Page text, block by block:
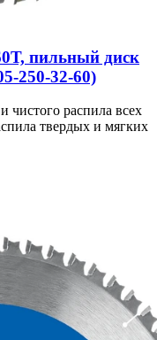
пильный диск
250-32-60)
чистого распила всех
твердых и мягких